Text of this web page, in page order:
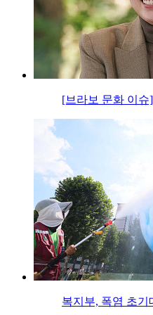
[브라보 문화 이
복지부, 폭염 초